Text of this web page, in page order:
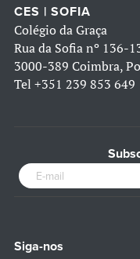
CES | SOFIA
Colégio da Graça
Rua da Sofia nº 136-
3000-389 Coimbra,
Tel +351 239 853 649
Siga-nos